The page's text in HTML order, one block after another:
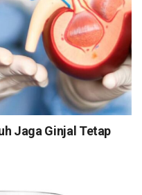
Jaga Ginjal Tetap